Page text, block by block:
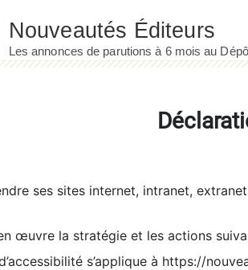
ses sites internet, intranet,
œuvre la stratégie et les actions
s’applique à https://